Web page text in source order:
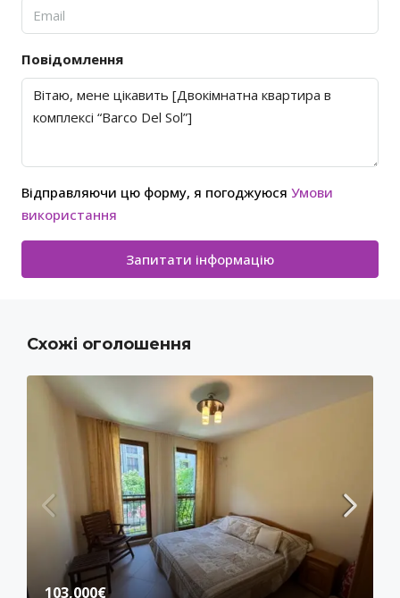
Повідомлення
Відправляючи цю форму, я погоджуюся Умови
використання
Запитати інформацію
Схожі оголошення
103,000€